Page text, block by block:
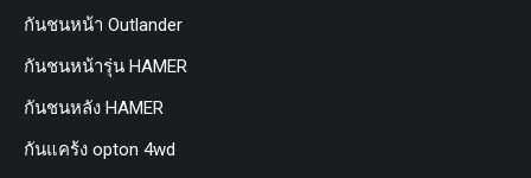
กันชนหน้า Outlander
กันชนหน้ารุ่น HAMER
กันชนหลัง HAMER
กันแคร้ง opton 4wd